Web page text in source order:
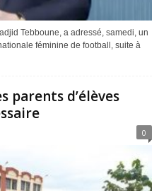
Tebboune, a adressé, samedi, un
féminine de football, suite à
parents d’élèves
0